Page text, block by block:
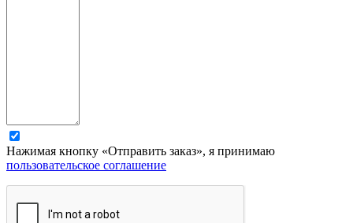
Нажимая кнопку «Отправить заказ», я принимаю
пользовательское соглашение